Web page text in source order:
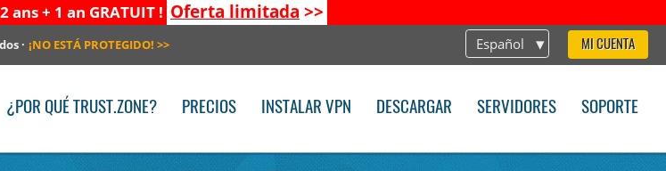
ans + 1 an GRATUIT ! Oferta limitada >>
Español MI CUENTA
· ¡NO ESTÁ PROTEGIDO! >>
¿POR QUÉ TRUST.ZONE? PRECIOS INSTALAR VPN DESCARGAR SERVIDORES SOPORTE